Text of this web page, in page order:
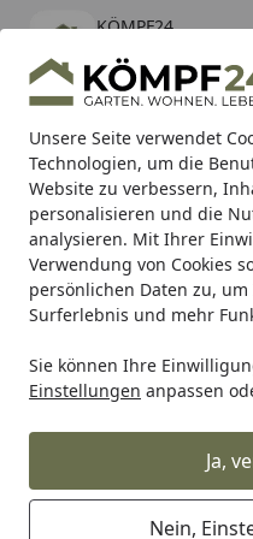
Unsere Seite verwendet
Technologien, um die
Website zu verbessern,
personalisieren und die
analysieren. Mit Ihrer
Verwendung von Cookies
persönlichen Daten zu,
Surferlebnis und mehr
Sie können Ihre
Einstellungen anpassen
Ja,
Nein,
KÖMPF24
kostenlos - Im App Store
Alle Produkte
Mein Konto
Suchen
Karibu Pools inkl.
Starterset
Startseite
Big Green Egg Big
Big Green Egg
Ihre